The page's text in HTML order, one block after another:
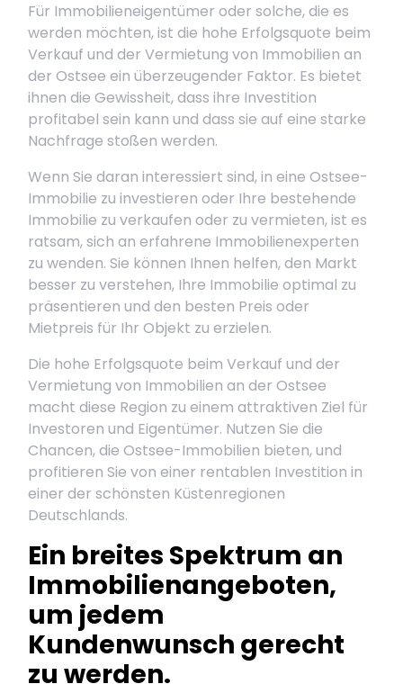
Für Immobilieneigentümer oder solche, die es
werden möchten, ist die hohe Erfolgsquote beim
Verkauf und der Vermietung von Immobilien an
der Ostsee ein überzeugender Faktor. Es bietet
ihnen die Gewissheit, dass ihre Investition
profitabel sein kann und dass sie auf eine starke
Nachfrage stoßen werden.
Wenn Sie daran interessiert sind, in eine Ostsee-
Immobilie zu investieren oder Ihre bestehende
Immobilie zu verkaufen oder zu vermieten, ist es
ratsam, sich an erfahrene Immobilienexperten
zu wenden. Sie können Ihnen helfen, den Markt
besser zu verstehen, Ihre Immobilie optimal zu
präsentieren und den besten Preis oder
Mietpreis für Ihr Objekt zu erzielen.
Die hohe Erfolgsquote beim Verkauf und der
Vermietung von Immobilien an der Ostsee
macht diese Region zu einem attraktiven Ziel für
Investoren und Eigentümer. Nutzen Sie die
Chancen, die Ostsee-Immobilien bieten, und
profitieren Sie von einer rentablen Investition in
einer der schönsten Küstenregionen
Deutschlands.
Ein breites Spektrum an
Immobilienangeboten,
um jedem
Kundenwunsch gerecht
zu werden.